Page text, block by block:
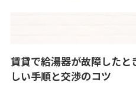
賃貸で給湯器が故障した
しい手順と交渉のコツ